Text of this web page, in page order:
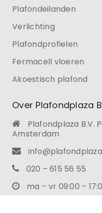
Plafondeilanden
Verlichting
Plafondprofielen
Fermacell vloeren
Akoestisch plafond
Over Plafondplaza
Plafondplaza B.V.
Amsterdam
020 – 615 56 55
ma – vr 09:00 –